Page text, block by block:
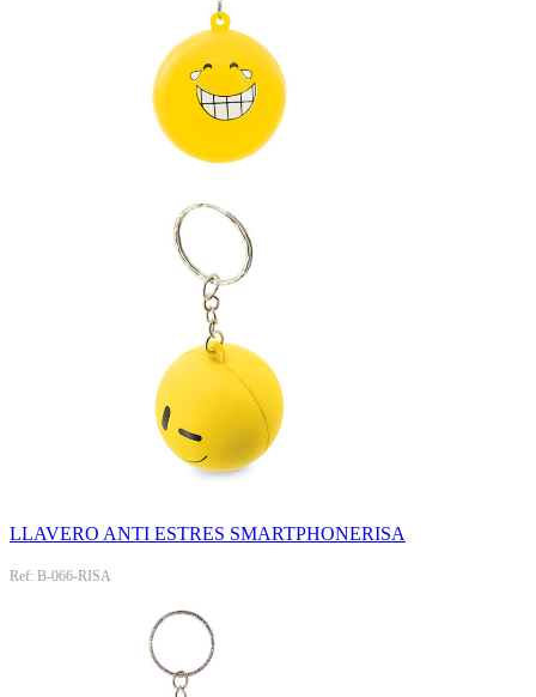
LLAVERO ANTI ESTRES SMARTPHONERISA
Ref: B-066-RISA